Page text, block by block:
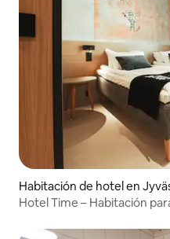
Habitación de hotel en
Hotel Time – Habitación